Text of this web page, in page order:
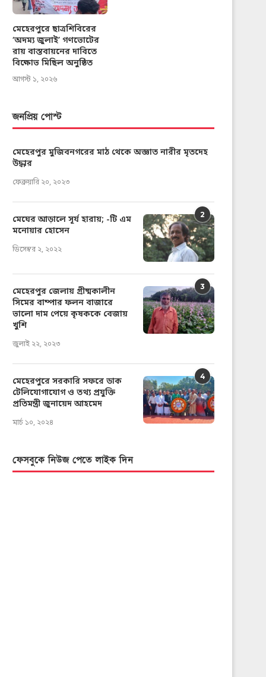
মেহেরপুরে ছাত্রশিবিরের
‘অদম্য জুলাই’ গণভোটের
রায় বাস্তবায়নের দাবিতে
বিক্ষোভ মিছিল অনুষ্ঠিত
আগস্ট ১, ২০২৬
জনপ্রিয় পোস্ট
মেহেরপুর মুজিবনগরের মাঠ থেকে অজ্ঞাত নারীর মৃতদেহ
উদ্ধার
ফেব্রুয়ারি ২০, ২০২৩
2
মেঘের আড়ালে সূর্য হারায়; -টি এম
মনোয়ার হোসেন
ডিসেম্বর ২, ২০২২
3
মেহেরপুর জেলায় গ্রীষ্মকালীন
সিমের বাম্পার ফলন বাজারে
ভালো দাম পেয়ে কৃষককে বেজায়
খুশি
জুলাই ২২, ২০২৩
4
মেহেরপুরে সরকারি সফরে ডাক
টেলিযোগাযোগ ও তথ্য প্রযুক্তি
প্রতিমন্ত্রী জুনায়েদ আহমেদ
মার্চ ১০, ২০২৪
ফেসবুকে নিউজ পেতে লাইক দিন